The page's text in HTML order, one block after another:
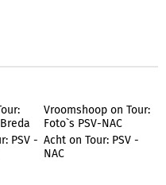
Vroomshoop on Tour:
Foto`s PSV-NAC
PSV - Acht on Tour: PSV -
NAC